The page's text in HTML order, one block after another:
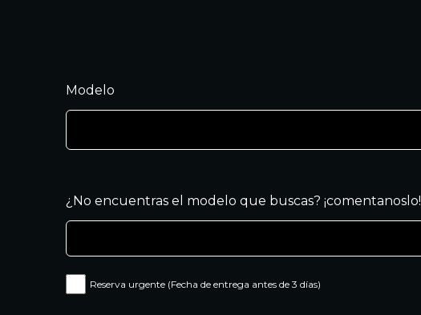
Modelo
¿No encuentras el modelo que buscas? ¡comentanoslo!
Reserva urgente (Fecha de entrega antes de 3 días)